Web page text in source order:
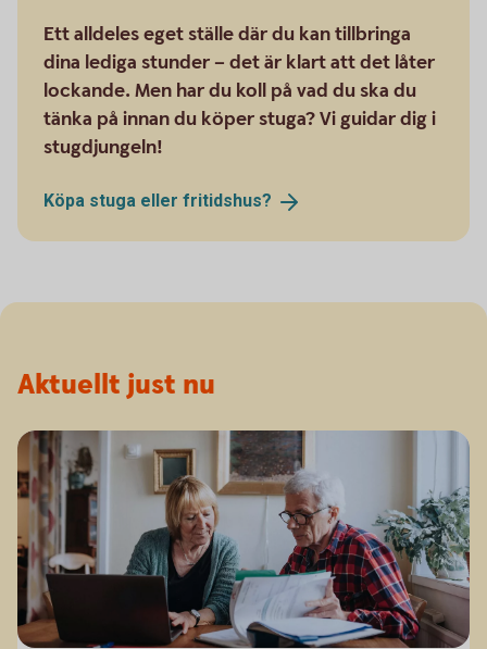
Ett alldeles eget ställe där du kan tillbringa
dina lediga stunder – det är klart att det låter
lockande. Men har du koll på vad du ska du
tänka på innan du köper stuga? Vi guidar dig i
stugdjungeln!
Köpa stuga eller fritidshus?
Aktuellt just nu